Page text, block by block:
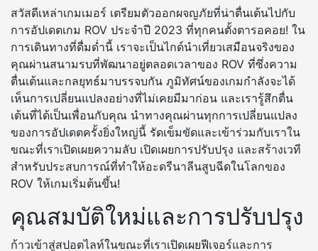
สวัสดีเหล่าเกมเมอร์ เตรียมตัวออกผจญภัยที่น่าตื่นเต้นไปกับ
การอัปเดตเกม ROV ประจำปี 2023 ที่ทุกคนตั้งตารอคอย! ใน
การเดินทางที่ดื่มด่ำนี้ เราจะเป็นไกด์นำเที่ยวเสมือนจริงของ
คุณผ่านสนามรบที่พัฒนาอยู่ตลอดเวลาของ ROV ที่ซึ่งความ
ตื่นเต้นและกลยุทธ์มาบรรจบกัน ภูมิทัศน์ของเกมกำลังจะได้
เห็นการเปลี่ยนแปลงอย่างที่ไม่เคยมีมาก่อน และเรารู้สึกตื่น
เต้นที่ได้เป็นเพื่อนกับคุณ นำทางคุณผ่านทุกการเปลี่ยนแปลง
ของการอัปเดตครั้งยิ่งใหญ่นี้ รัดเข็มขัดและเข้าร่วมกับเราใน
ขณะที่เราเปิดเผยความลับ เปิดเผยการปรับปรุง และสร้างเวที
สำหรับประสบการณ์ที่ทำให้อะดรีนาลีนสูบฉีดในโลกของ
ROV ให้เกมเริ่มต้นขึ้น!
คุณสมบัติใหม่และการปรับปรุง
ก้าวเข้าสู่สปอตไลท์ในขณะที่เราเปิดเผยฟีเจอร์และการ